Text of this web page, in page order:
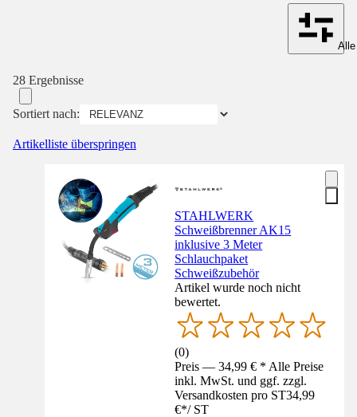
28 Ergebnisse
Sortiert nach:
Artikelliste überspringen
STAHLWERK
Schweißbrenner AK15
inklusive 3 Meter
Schlauchpaket
Schweißzubehör
Artikel wurde noch nicht
bewertet.
(0)
Preis — 34,99 € * Alle Preise
inkl. MwSt. und ggf. zzgl.
Versandkosten pro ST34,99
€*/ ST